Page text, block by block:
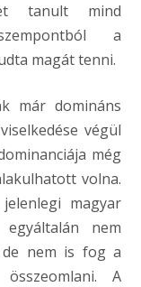
tanult mind
a
magát tenni.
már domináns
végül
még
volna.
magyar
nem
nem is fog a
A